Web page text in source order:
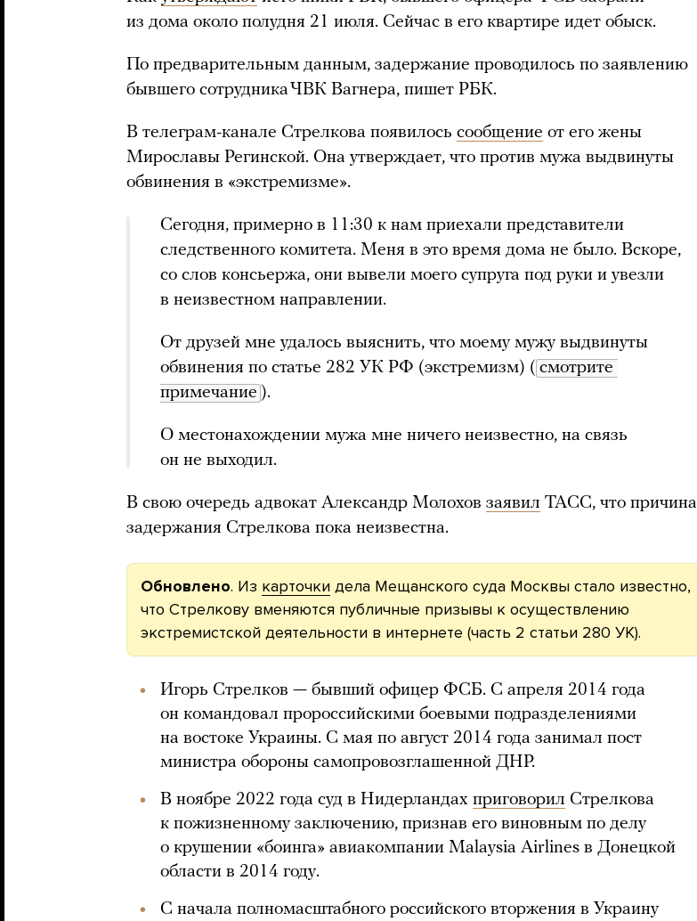
из дома около полудня 21 июля. Сейчас в его квартире идет обыск.
По предварительным данным, задержание проводилось по заявлению
бывшего сотрудника ЧВК Вагнера, пишет РБК.
В телеграм-канале Стрелкова появилось сообщение от его жены
Мирославы Регинской. Она утверждает, что против мужа выдвинуты
обвинения в «экстремизме».
Сегодня, примерно в 11:30 к нам приехали представители
следственного комитета. Меня в это время дома не было. Вскоре,
со слов консьержа, они вывели моего супруга под руки и увезли
в неизвестном направлении.
От друзей мне удалось выяснить, что моему мужу выдвинуты
обвинения по статье 282 УК РФ (экстремизм) ( смотрите
примечание ).
О местонахождении мужа мне ничего неизвестно, на связь
он не выходил.
В свою очередь адвокат Александр Молохов заявил ТАСС, что причина
задержания Стрелкова пока неизвестна.
Обновлено. Из карточки дела Мещанского суда Москвы стало известно,
что Стрелкову вменяются публичные призывы к осуществлению
экстремистской деятельности в интернете (часть 2 статьи 280 УК).
Игорь Стрелков — бывший офицер ФСБ. С апреля 2014 года
он командовал пророссийскими боевыми подразделениями
на востоке Украины. С мая по август 2014 года занимал пост
министра обороны самопровозглашенной ДНР.
В ноябре 2022 года суд в Нидерландах приговорил Стрелкова
к пожизненному заключению, признав его виновным по делу
о крушении «боинга» авиакомпании Malaysia Airlines в Донецкой
области в 2014 году.
С начала полномасштабного российского вторжения в Украину